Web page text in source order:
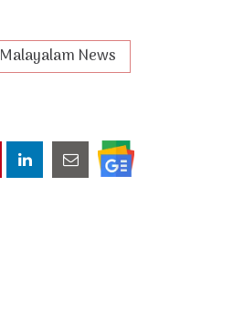
Malayalam News